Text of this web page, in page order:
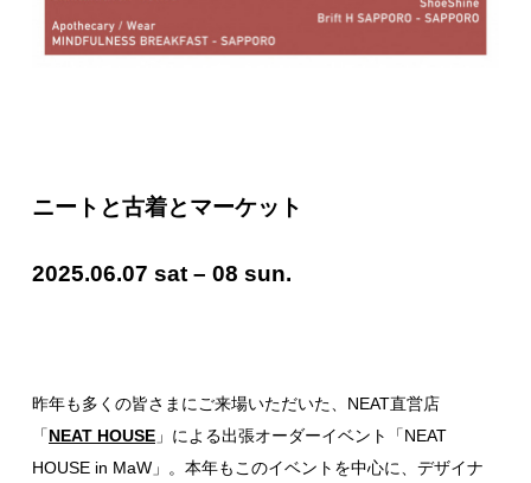
ニートと古着とマーケット
2025.06.07 sat – 08 sun.
昨年も多くの皆さまにご来場いただいた、NEAT直営店
「NEAT HOUSE 」による出張オーダーイベント「NEAT
HOUSE in MaW」。本年もこのイベントを中心に、デザイナ